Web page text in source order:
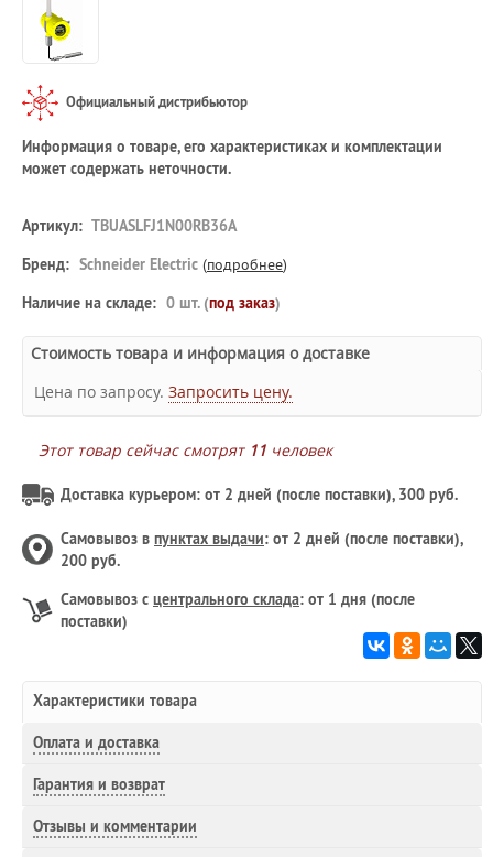
Официальный дистрибьютор
Информация о товаре, его характеристиках и комплектации
может содержать неточности.
Артикул: TBUASLFJ1N00RB36A
Бренд: Schneider Electric (подробнее)
Наличие на складе: 0 шт. (под заказ)
Стоимость товара и информация о доставке
Цена по запросу. Запросить цену.
Этот товар сейчас смотрят 11 человек
Доставка курьером: от 2 дней (после поставки), 300 руб.
Самовывоз в пунктах выдачи: от 2 дней (после поставки),
200 руб.
Самовывоз с центрального склада: от 1 дня (после
поставки)
Характеристики товара
Оплата и доставка
Гарантия и возврат
Отзывы и комментарии